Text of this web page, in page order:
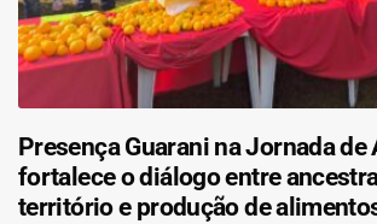
Presença Guarani na Jornada
fortalece o diálogo entre
território e produção de